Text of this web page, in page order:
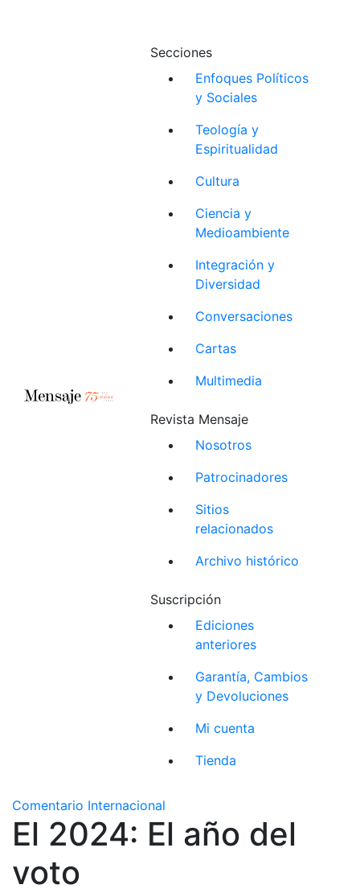
Secciones
Enfoques Políticos
y Sociales
Teología y
Espiritualidad
Cultura
Ciencia y
Medioambiente
Integración y
Diversidad
Conversaciones
Cartas
Multimedia
Revista Mensaje
Nosotros
Patrocinadores
Sitios
relacionados
Archivo histórico
Suscripción
Ediciones
anteriores
Garantía, Cambios
y Devoluciones
Mi cuenta
Tienda
Comentario Internacional
El 2024: El año del
voto